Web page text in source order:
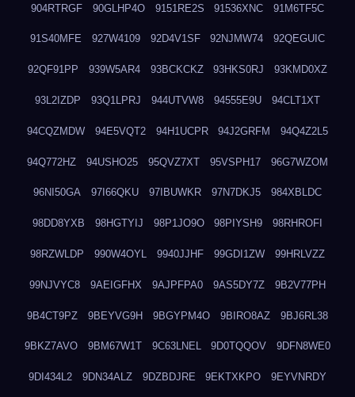
904RTRGF 90GLHP4O 9151RE2S 91536XNC 91M6TF5C
91S40MFE 927W4109 92D4V1SF 92NJMW74 92QEGUIC
92QF91PP 939W5AR4 93BCKCKZ 93HKS0RJ 93KMD0XZ
93L2IZDP 93Q1LPRJ 944UTVW8 94555E9U 94CLT1XT
94CQZMDW 94E5VQT2 94H1UCPR 94J2GRFM 94Q4Z2L5
94Q772HZ 94USHO25 95QVZ7XT 95VSPH17 96G7WZOM
96NI50GA 97I66QKU 97IBUWKR 97N7DKJ5 984XBLDC
98DD8YXB 98HGTYIJ 98P1JO9O 98PIYSH9 98RHROFI
98RZWLDP 990W4OYL 9940JJHF 99GDI1ZW 99HRLVZZ
99NJVYC8 9AEIGFHX 9AJPFPA0 9AS5DY7Z 9B2V77PH
9B4CT9PZ 9BEYVG9H 9BGYPM4O 9BIRO8AZ 9BJ6RL38
9BKZ7AVO 9BM67W1T 9C63LNEL 9D0TQQOV 9DFN8WE0
9DI434L2 9DN34ALZ 9DZBDJRE 9EKTXKPO 9EYVNRDY